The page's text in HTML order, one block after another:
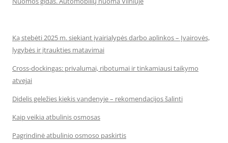
Ką stebėti 2025 m. siekiant įvairialypės darbo aplinkos – Įvairovės,
lygybės ir įtraukties matavimai
Cross-dockingas: privalumai, ribotumai ir tinkamiausi taikymo
atvejai
Didelis geležies kiekis vandenyje – rekomendacijos šalinti
Kaip veikia atbulinis osmosas
Pagrindinė atbulinio osmoso paskirtis